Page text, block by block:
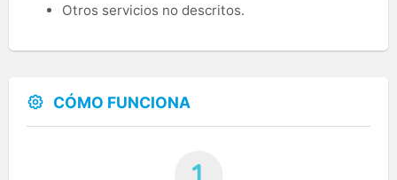
Otros servicios no descritos.
CÓMO FUNCIONA